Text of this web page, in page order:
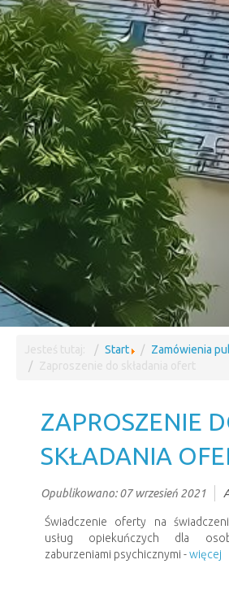
Jesteś tutaj: Start
Zamówienia
Zaproszenie do składania ofert
ZAPROSZENIE
SKŁADANIA
Opublikowano: 07 wrzesień 2021
Świadczenie oferty na
usług opiekuńczych dla
zaburzeniami psychicznymi -więcej